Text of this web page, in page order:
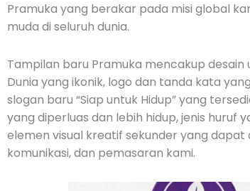
Pramuka yang berakar pada misi global
muda di seluruh dunia.
Tampilan baru Pramuka mencakup
Dunia yang ikonik, logo dan tanda kata
slogan baru “Siap untuk Hidup” yang
yang diperluas dan lebih hidup, jenis huruf
elemen visual kreatif sekunder yang dapat
komunikasi, dan pemasaran kami.